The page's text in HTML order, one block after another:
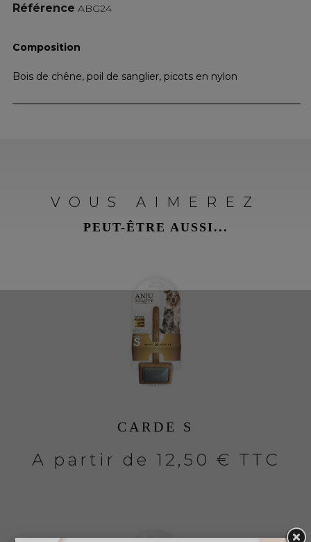
Référence ABG24
Composition
Bois de chêne, poil de sanglier, picots en nylon
VOUS AIMEREZ
PEUT-ÊTRE AUSSI...
CARDE S
A partir de 12,50 € TTC